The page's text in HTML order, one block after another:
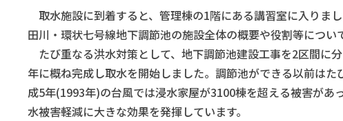
取水施設に到着すると、管理棟の1階にある講習室に入りま
田川・環状七号線地下調節池の施設全体の概要や役割等につい
たび重なる洪水対策として、地下調節池建設工事を2区間に
年に概ね完成し取水を開始しました。調節池ができる以前は
成5年(1993年)の台風では浸水家屋が3100棟を超える被害が
水被害軽減に大きな効果を発揮しています。